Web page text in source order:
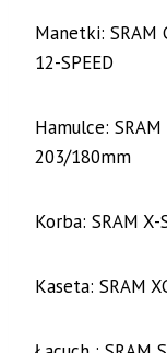
Manetki: SRAM
12-SPEED
Hamulce:
203/180mm
Korba: SRAM
Kaseta: SRAM